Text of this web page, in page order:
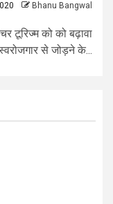
Bhanu Bangwal
टूरिज्म को को बढ़ावा
से जोड़ने के...